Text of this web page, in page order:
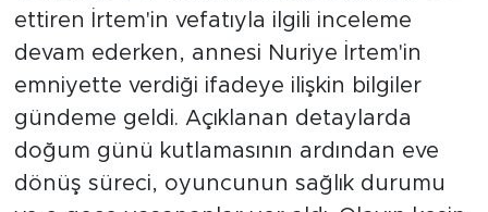
ettiren İrtem'in vefatıyla ilgili inceleme
devam ederken, annesi Nuriye İrtem'in
emniyette verdiği ifadeye ilişkin bilgiler
gündeme geldi. Açıklanan detaylarda
doğum günü kutlamasının ardından eve
dönüş süreci, oyuncunun sağlık durumu